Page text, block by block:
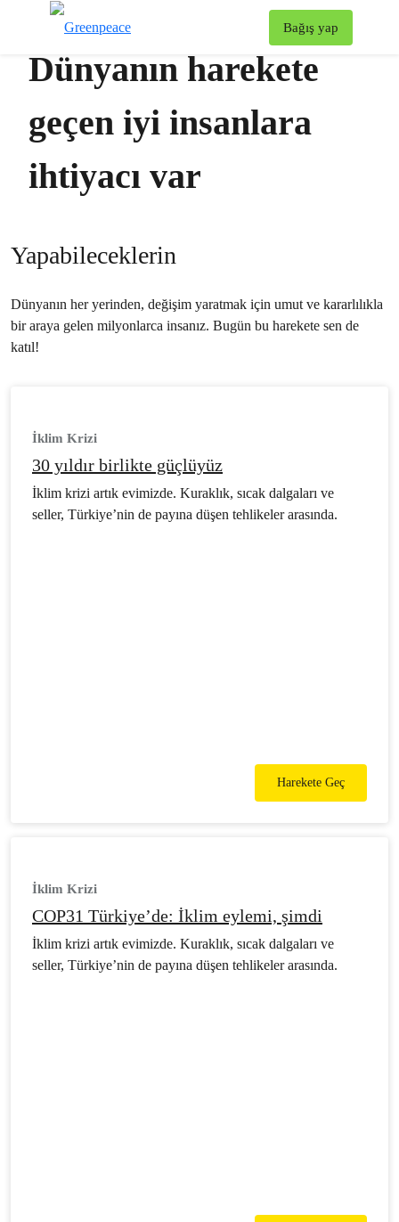
Bağış yap
Dünyanın harekete
geçen iyi insanlara
ihtiyacı var
Yapabileceklerin
Dünyanın her yerinden, değişim yaratmak için umut ve kararlılıkla
bir araya gelen milyonlarca insanız. Bugün bu harekete sen de
katıl!
İklim Krizi
30 yıldır birlikte güçlüyüz
İklim krizi artık evimizde. Kuraklık, sıcak dalgaları ve
seller, Türkiye’nin de payına düşen tehlikeler arasında.
Harekete Geç
İklim Krizi
COP31 Türkiye’de: İklim eylemi, şimdi
İklim krizi artık evimizde. Kuraklık, sıcak dalgaları ve
seller, Türkiye’nin de payına düşen tehlikeler arasında.